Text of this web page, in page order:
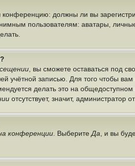
конференцию: должны ли вы
пользователям: аватары,
, вы сможете оставаться под
учётной записью. Для того чтобы
делать это на
отсутствует, значит, администратор
конференции . Выберите Да , и вы